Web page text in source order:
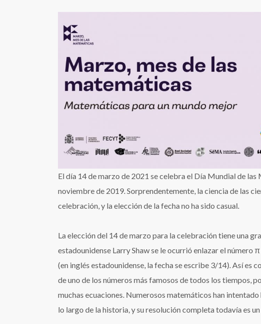
El día 14 de marzo de 2021 se celebra el Día Mundial de
noviembre de 2019. Sorprendentemente, la ciencia de las
celebración, y la elección de la fecha no ha sido casual.
La elección del 14 de marzo para la celebración tiene una
estadounidense Larry Shaw se le ocurrió enlazar el número
(en inglés estadounidense, la fecha se escribe 3/14). Así es
de uno de los números más famosos de todos los tiempos,
muchas ecuaciones. Numerosos matemáticos han
lo largo de la historia, y su resolución completa todavía es